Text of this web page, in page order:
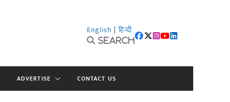
English | हिन्दी
Search
ADVERTISE CONTACT US